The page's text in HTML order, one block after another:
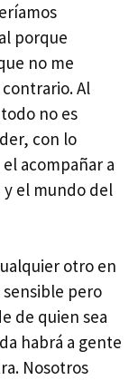
porque
no me
Al
no es
con lo
acompañar a
y el mundo del
otro en
sensible pero
de quien sea
habrá a gente
Nosotros